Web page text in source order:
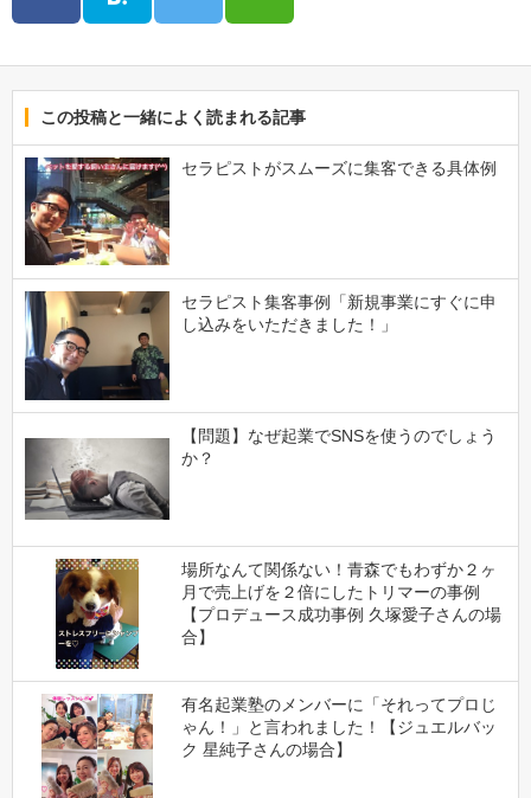
この投稿と一緒によく読まれる記事
セラピストがスムーズに集客できる具体例
セラピスト集客事例「新規事業にすぐに申
し込みをいただきました！」
【問題】なぜ起業でSNSを使うのでしょう
か？
場所なんて関係ない！青森でもわずか２ヶ
月で売上げを２倍にしたトリマーの事例
【プロデュース成功事例 久塚愛子さんの場
合】
有名起業塾のメンバーに「それってプロじ
ゃん！」と言われました！【ジュエルバッ
ク 星純子さんの場合】